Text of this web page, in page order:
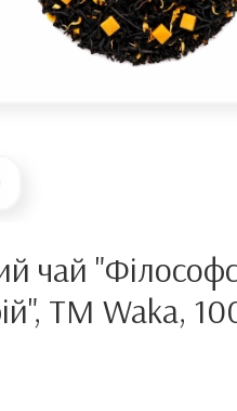
чай
ТМ Waka,